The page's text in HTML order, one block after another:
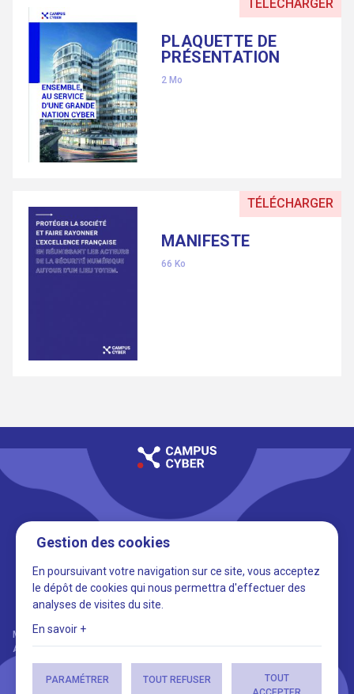
TÉLÉCHARGER
PLAQUETTE DE
PRÉSENTATION
2 Mo
TÉLÉCHARGER
MANIFESTE
66 Ko
Mentions légales
All rights reserved
Gestion des cookies
En poursuivant votre navigation sur ce site, vous acceptez
le dépôt de cookies qui nous permettra d'effectuer des
analyses de visites du site.
En savoir +
PARAMÉTRER TOUT REFUSER
TOUT